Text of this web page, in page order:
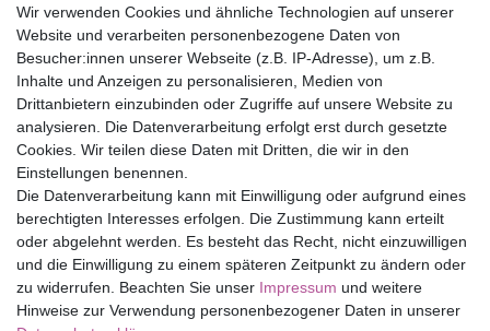
30 Tage Rückgaberecht
Versandfrei ab 75 € in Deutschland
Top Marken
Eduplay
Folia Bringmann
Shop
Mein Konto
Service
Versandkosten
Wir verwenden Cookies und ähnliche Technologien auf unserer
Website und verarbeiten personenbezogene Daten von
Besucher:innen unserer Webseite (z.B. IP-Adresse), um z.B.
Inhalte und Anzeigen zu personalisieren, Medien von
Drittanbietern einzubinden oder Zugriffe auf unsere Website zu
analysieren. Die Datenverarbeitung erfolgt erst durch gesetzte
Cookies. Wir teilen diese Daten mit Dritten, die wir in den
Einstellungen benennen.
Die Datenverarbeitung kann mit Einwilligung oder aufgrund eines
berechtigten Interesses erfolgen. Die Zustimmung kann erteilt
oder abgelehnt werden. Es besteht das Recht, nicht einzuwilligen
und die Einwilligung zu einem späteren Zeitpunkt zu ändern oder
zu widerrufen. Beachten Sie unser Impressum und weitere
Hinweise zur Verwendung personenbezogener Daten in unserer